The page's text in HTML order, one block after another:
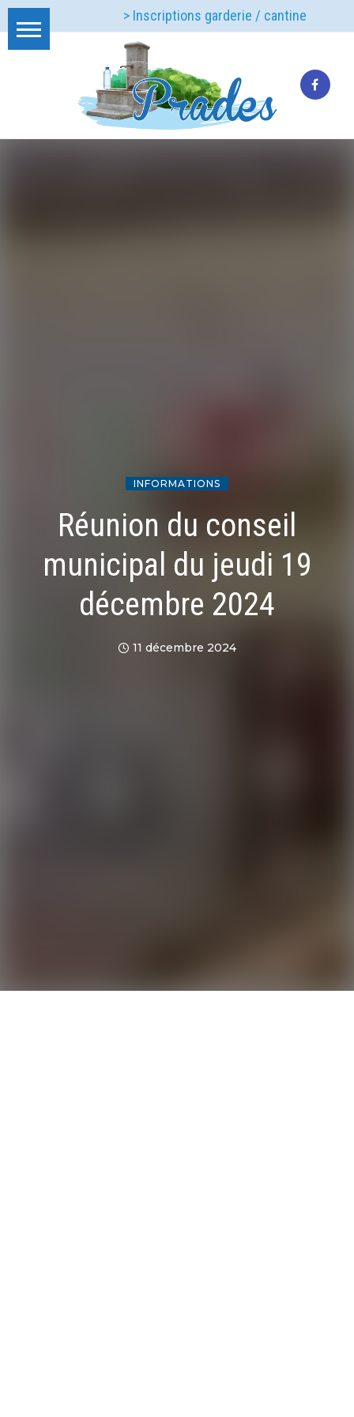
> Inscriptions garderie / cantine
INFORMATIONS
Réunion du conseil
municipal du jeudi 19
décembre 2024
11 décembre 2024